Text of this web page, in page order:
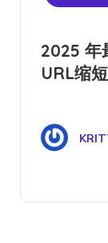
2025 年
URL缩